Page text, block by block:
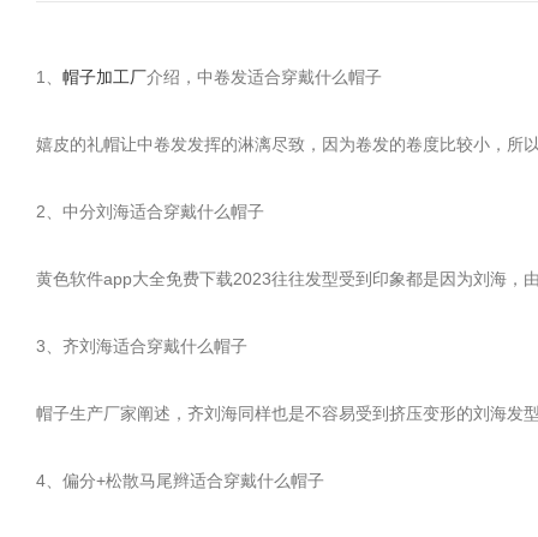
1、 帽子加工厂介绍，中卷发适合穿戴什么帽子
嬉皮的礼帽让中卷发发挥的淋漓尽致，因为卷发的卷度比较小，所以
2、中分刘海适合穿戴什么帽子
黄色软件app大全免费下载2023往往发型受到印象都是因为刘海，
3、齐刘海适合穿戴什么帽子
帽子生产厂家阐述，齐刘海同样也是不容易受到挤压变形的刘海发
4、偏分+松散马尾辫适合穿戴什么帽子